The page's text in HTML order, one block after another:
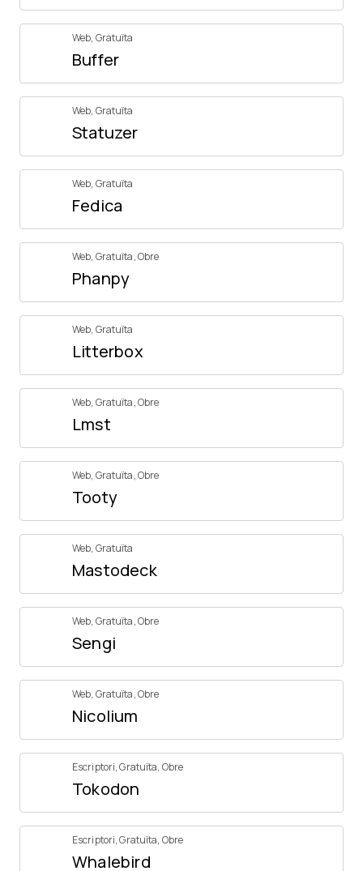
Web, Gratuïta
Buffer
Web, Gratuïta
Statuzer
Web, Gratuïta
Fedica
Web, Gratuïta,Obre
Phanpy
Web, Gratuïta
Litterbox
Web, Gratuïta,Obre
Lmst
Web, Gratuïta,Obre
Tooty
Web, Gratuïta
Mastodeck
Web, Gratuïta,Obre
Sengi
Web, Gratuïta,Obre
Nicolium
Escriptori, Gratuïta, Obre
Tokodon
Escriptori, Gratuïta, Obre
Whalebird